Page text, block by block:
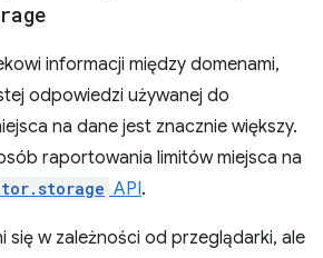
informacji między domenami,
odpowiedzi używanej do
na dane jest znacznie większy.
raportowania limitów miejsca na
API.
się w zależności od przeglądarki, ale